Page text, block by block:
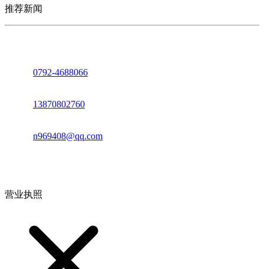
推荐新闻
0792-4688066
13870802760
n969408@qq.com
营业执照